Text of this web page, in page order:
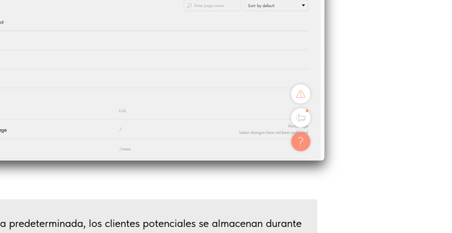
predeterminada, los clientes potenciales se almacenan durante